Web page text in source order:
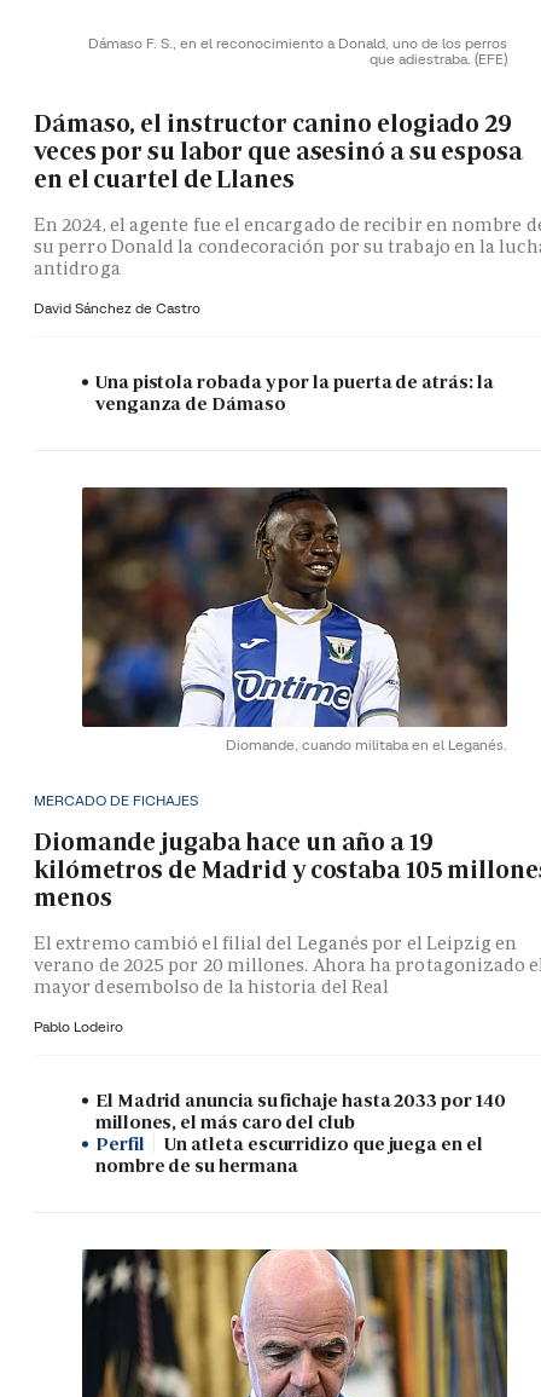
Dámaso F. S., en el reconocimiento a Donald, uno de los perros
que adiestraba. (EFE)
Dámaso, el instructor canino elogiado 29
veces por su labor que asesinó a su esposa
en el cuartel de Llanes
En 2024, el agente fue el encargado de recibir en nombre
su perro Donald la condecoración por su trabajo en la
antidroga
David Sánchez de Castro
Una pistola robada y por la puerta de atrás: la
venganza de Dámaso
Diomande, cuando militaba en el Leganés.
MERCADO DE FICHAJES
Diomande jugaba hace un año a 19
kilómetros de Madrid y costaba 105
menos
El extremo cambió el filial del Leganés por el Leipzig en
verano de 2025 por 20 millones. Ahora ha protagonizado
mayor desembolso de la historia del Real
Pablo Lodeiro
El Madrid anuncia su fichaje hasta 2033 por 140
millones, el más caro del club
Perfil
Un atleta escurridizo que juega en el
nombre de su hermana